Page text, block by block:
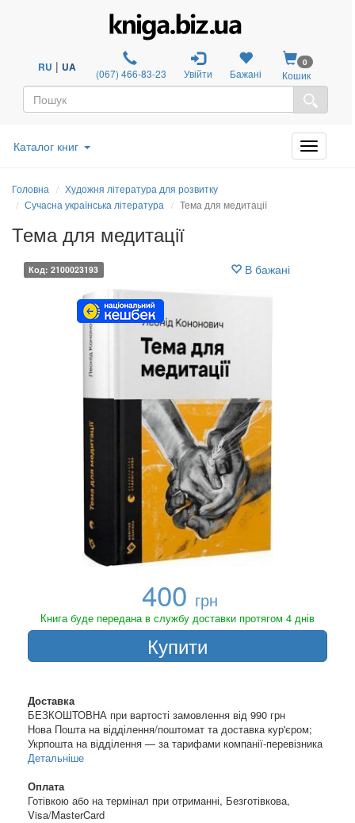
RU | UA (067) 466-83-23 Увійти Бажані
0
Кошик
Каталог книг
Головна
Художня література для розвитку
Сучасна українська література
Тема для медитації
Тема для медитації
Код: 2100023193 В бажані
400 грн
Книга буде передана в службу доставки протягом 4 днів
Купити
Доставка
БЕЗКОШТОВНА при вартості замовлення від 990 грн
Нова Пошта на відділення/поштомат та доставка кур'єром;
Укрпошта на відділення — за тарифами компанії-перевізника
Детальніше
Оплата
Готівкою або на термінал при отриманні, Безготівкова,
Visa/MasterCard